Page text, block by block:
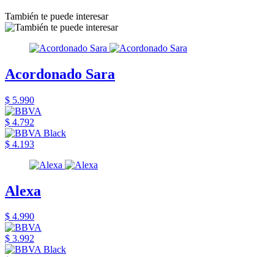
También te puede interesar
Acordonado Sara
$ 5.990
$ 4.792
$ 4.193
Alexa
$ 4.990
$ 3.992